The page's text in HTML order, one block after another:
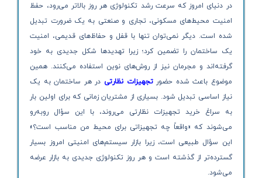
در دنیای امروز که سرعت رشد تکنولوژی هر روز بالاتر می‌رود، حفظ
امنیت محیط‌های مسکونی، تجاری و صنعتی به یک ضرورت تبدیل
شده است. دیگر نمی‌توان تنها با قفل و حفاظ‌های قدیمی، امنیت
یک ساختمان را تضمین کرد؛ زیرا تهدیدها شکل جدیدی به خود
گرفته‌اند و مجرمان نیز از روش‌های نوین استفاده می‌کنند. همین
موضوع باعث شده حضورتجهیزات نظارتی در هر ساختمان به یک
نیاز اساسی تبدیل شود. بسیاری از مشتریان زمانی که برای اولین بار
به سراغ خرید تجهیزات نظارتی می‌روند، با این سؤال روبه‌رو
می‌شوند که «واقعاً چه تجهیزاتی برای محیط من مناسب است؟»
این سؤال طبیعی است، زیرا بازار سیستم‌های امنیتی امروز بسیار
گسترده‌تر از گذشته است و هر روز تکنولوژی جدیدی به بازار عرضه
می‌شود.